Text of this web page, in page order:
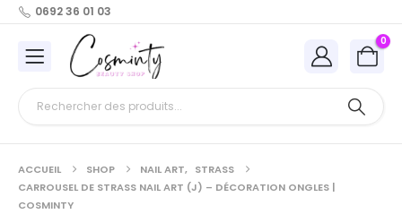
0692 36 01 03
0
ACCUEIL SHOP NAIL ART, STRASS
CARROUSEL DE STRASS NAIL ART (J) – DÉCORATION ONGLES |
COSMINTY